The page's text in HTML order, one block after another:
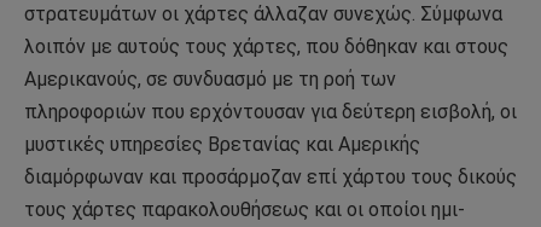
στρατευμάτων οι χάρτες άλλαζαν συνεχώς. Σύμφωνα
λοιπόν με αυτούς τους χάρτες, που δόθηκαν και στους
Αμερικανούς, σε συνδυασμό με τη ροή των
πληροφοριών που ερχόντουσαν για δεύτερη εισβολή, οι
μυστικές υπηρεσίες Βρετανίας και Αμερικής
διαμόρφωναν και προσάρμοζαν επί χάρτου τους δικούς
τους χάρτες παρακολουθήσεως και οι οποίοι ημι-